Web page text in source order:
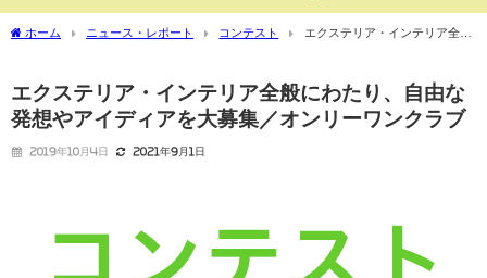
ホーム ニュース・レポート コンテスト
エクステリア・インテリア全般
エクステリア・インテリア全般にわたり、自由な
発想やアイディアを大募集／オンリーワンクラブ
2019年10月4日 2021年9月1日